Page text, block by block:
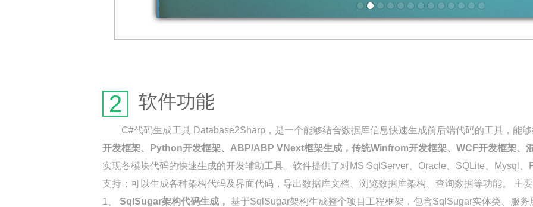
2 软件功能
C#代码生成工具 Database2Sharp，是一个能够结合数据库信息快速生成前后端代码的工具，能
开发框架、Python开发框架、ABP/ABP VNext框架生成，传统Winfrom开发框架、WCF开发框架、
实现各模块代码的快速生成的开发辅助工具。软件提供了对MS SqlServer、Oracle、SQLite、Mysql
支持；可以生成各种架构代码及界面代码，导出数据库文档、浏览数据库架构、查询数据等功能。 主
1、 SqlSugar架构代码生成， 基于SqlSugar架构生成整个项目工程框架，包含SqlSugar实体类、服